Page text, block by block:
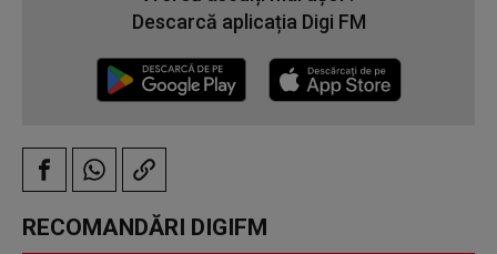
Descarcă aplicația Digi FM
RECOMANDĂRI DIGIFM